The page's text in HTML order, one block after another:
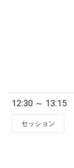
12:30 ～ 13:15
セッション